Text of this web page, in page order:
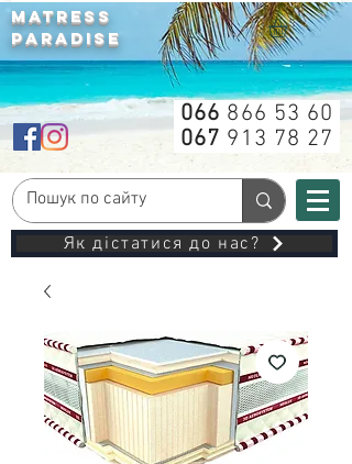
MATRESS
PARADISE
066 866 53 60
067 913 78 27
Як дістатися до нас?